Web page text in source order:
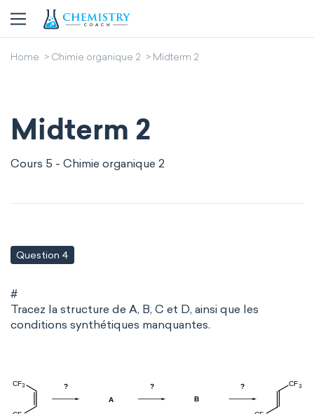
Home Chimie organique 2 Midterm 2
Midterm 2
Cours 5 - Chimie organique 2
Question 4
#
Tracez la structure de A, B, C et D, ainsi que les
conditions synthétiques manquantes.